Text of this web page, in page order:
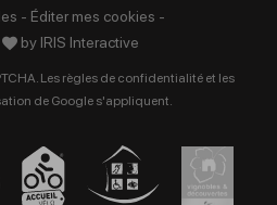
- Éditer mes cookies -
by IRIS Interactive
Les règles de confidentialitéet les
de Google s'appliquent.